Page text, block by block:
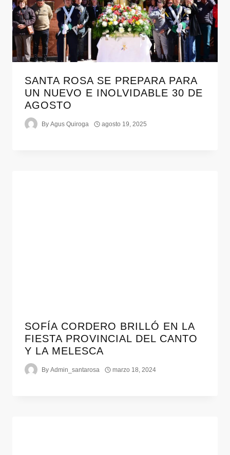
SANTA ROSA SE PREPARA PARA
UN NUEVO E INOLVIDABLE 30 DE
AGOSTO
By Agus Quiroga agosto 19, 2025
SOFÍA CORDERO BRILLÓ EN LA
FIESTA PROVINCIAL DEL CANTO
Y LA MELESCA
By Admin_santarosa marzo 18, 2024